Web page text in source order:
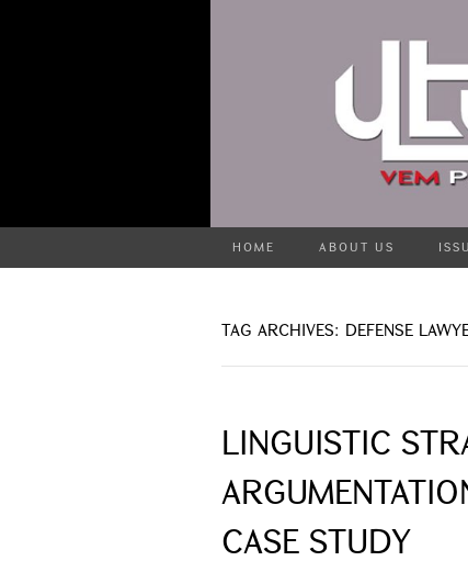
HOME ABOUT US
TAG ARCHIVES: DEFENSE
LINGUISTIC
CASE STUDY